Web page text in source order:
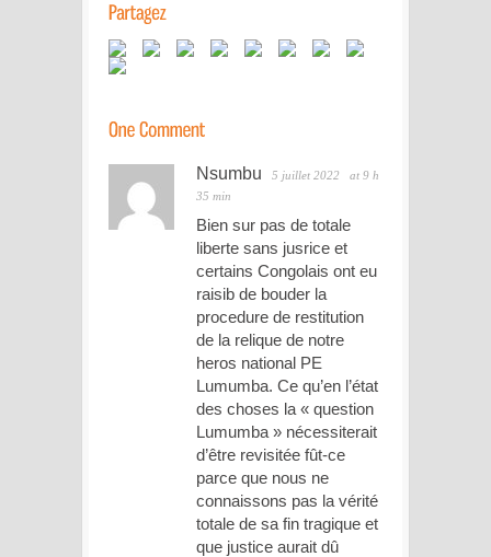
Nsumbu 5 juillet 2022
at 9 h
35 min
Bien sur pas de totale
liberte sans jusrice et
certains Congolais ont eu
raisib de bouder la
procedure de restitution
de la relique de notre
heros national PE
Lumumba. Ce qu’en l’état
des choses la « question
Lumumba » nécessiterait
d’être revisitée fût-ce
parce que nous ne
connaissons pas la vérité
totale de sa fin tragique et
que justice aurait dû